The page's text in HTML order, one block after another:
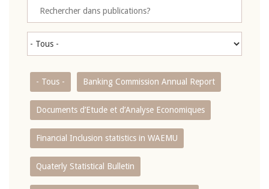
- Tous - Banking Commission Annual Report
Documents d’Etude et d’Analyse Economiques
Financial Inclusion statistics in WAEMU
Quaterly Statistical Bulletin